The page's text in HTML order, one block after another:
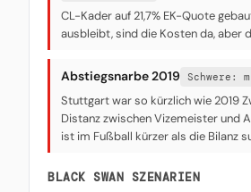
CL-Kader auf 21,7% EK-Quote
ausbleibt, sind die Kosten da, aber
Abstiegsnarbe 2019 Schwere:
Stuttgart war so kürzlich wie 2019
Distanz zwischen Vizemeister und
ist im Fußball kürzer als die Bilanz
BLACK SWAN SZENARIEN